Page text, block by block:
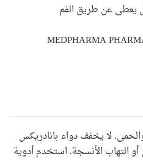
يعطى عن طريق الفم
MEDPHARMA
لا يخفف دواء بانادريكس
التهاب الأنسجة. استخدم أدوية